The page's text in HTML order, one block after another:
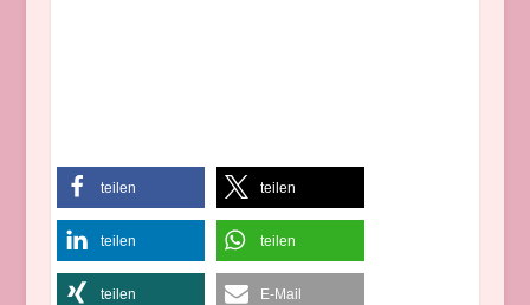
teilen teilen
teilen teilen
teilen E-Mail